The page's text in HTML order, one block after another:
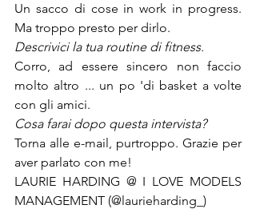
Un sacco di cose in work in progress.
Ma troppo presto per dirlo.
Descrivici la tua routine di fitness.
Corro, ad essere sincero non faccio
molto altro ... un po 'di basket a volte
con gli amici.
Cosa farai dopo questa intervista?
Torna alle e-mail, purtroppo. Grazie per
aver parlato con me!
LAURIE HARDING @ I LOVE MODELS
MANAGEMENT (@laurieharding_)